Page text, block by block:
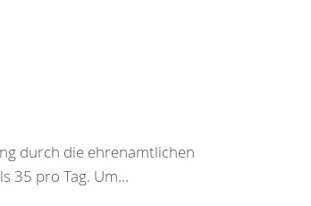
durch die ehrenamtlichen
35 pro Tag. Um...